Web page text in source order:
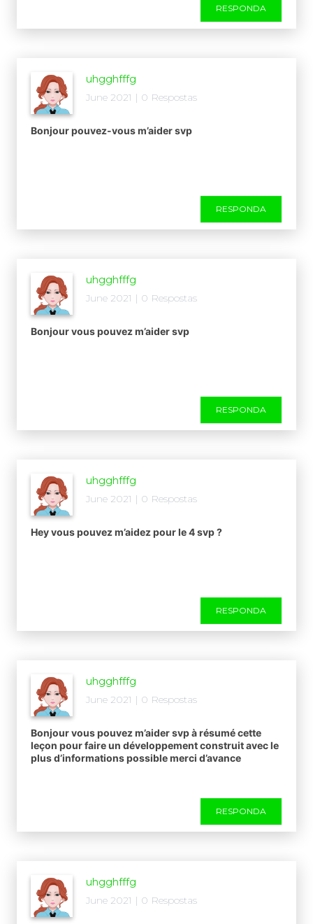
RESPONDA
uhgghfffg
June 2021 | 0 Respostas
Bonjour pouvez-vous m’aider svp
RESPONDA
uhgghfffg
June 2021 | 0 Respostas
Bonjour vous pouvez m’aider svp
RESPONDA
uhgghfffg
June 2021 | 0 Respostas
Hey vous pouvez m’aidez pour le 4 svp ?
RESPONDA
uhgghfffg
June 2021 | 0 Respostas
Bonjour vous pouvez m’aider svp à résumé cette
leçon pour faire un développement construit avec le
plus d’informations possible merci d’avance
RESPONDA
uhgghfffg
June 2021 | 0 Respostas